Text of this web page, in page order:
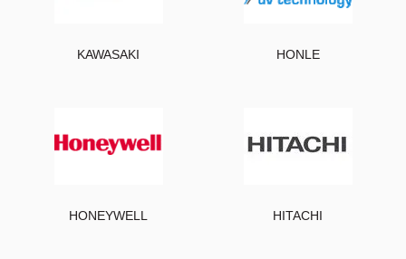
KAWASAKI HONLE
HONEYWELL HITACHI